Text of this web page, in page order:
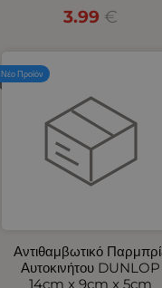
3.99 €
Αντιθαμβωτικό
Αυτοκινήτου DUNLOP
14cm x 9cm x 5cm
Νέο Προϊόν